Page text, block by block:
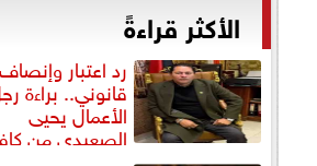
الأكثر قراءةً
رد اعتبار وإنصاف
قانوني.. براءة
الأعمال يحيى
الصعيدي من
التهم...